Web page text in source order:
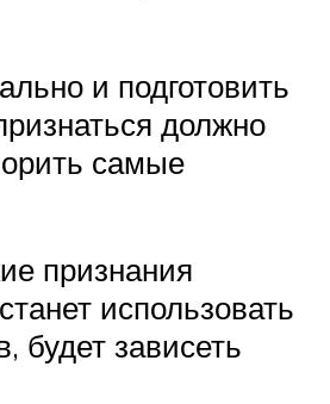
и подготовить
должно
самые
признания
использовать
будет зависеть